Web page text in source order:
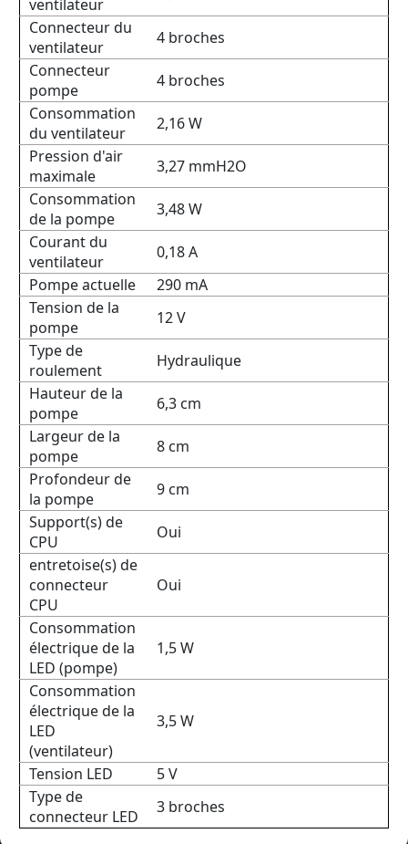
ventilateur
Connecteur du
ventilateur
4 broches
Connecteur
pompe
4 broches
Consommation
du ventilateur
2,16 W
Pression d'air
maximale
3,27 mmH2O
Consommation
de la pompe
3,48 W
Courant du
ventilateur
0,18 A
Pompe actuelle
290 mA
Tension de la
pompe
12 V
Type de
roulement
Hydraulique
Hauteur de la
pompe
6,3 cm
Largeur de la
pompe
8 cm
Profondeur de
la pompe
9 cm
Support(s) de
CPU
Oui
entretoise(s) de
connecteur
CPU
Oui
Consommation
électrique de la
LED (pompe)
1,5 W
Consommation
électrique de la
LED
(ventilateur)
3,5 W
Tension LED
5 V
Type de
connecteur LED
3 broches